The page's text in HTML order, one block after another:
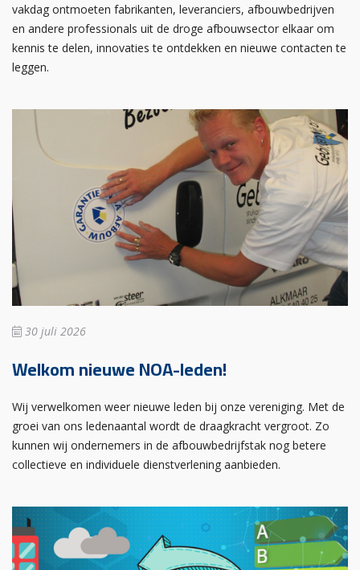
vakdag ontmoeten fabrikanten, leveranciers, afbouwbedrijven
en andere professionals uit de droge afbouwsector elkaar om
kennis te delen, innovaties te ontdekken en nieuwe contacten te
leggen.
30 juli 2026
Welkom nieuwe NOA-leden!
Wij verwelkomen weer nieuwe leden bij onze vereniging. Met de
groei van ons ledenaantal wordt de draagkracht vergroot. Zo
kunnen wij ondernemers in de afbouwbedrijfstak nog betere
collectieve en individuele dienstverlening aanbieden.